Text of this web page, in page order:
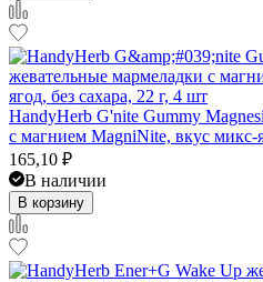
HandyHerb G'nite Gummy
с магнием MagniNite, вкус микс-
165,10 ₽
В наличии
В корзину